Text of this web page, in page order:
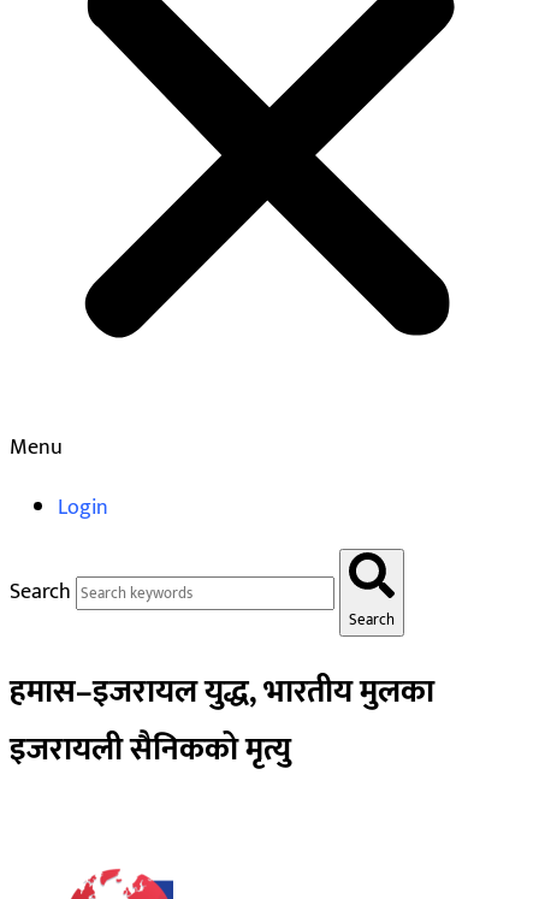
Menu
Login
Search
Search
हमास–इजरायल युद्ध, भारतीय मुलका
इजरायली सैनिकको मृत्यु